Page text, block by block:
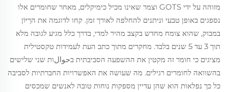
מזוהה על ידי GOTS וצמר שאינו מכיל כימיקלים, מאחר שחומרים אלו
נספגים באופן טבעי וניתנים להחלפה לאורך זמן. קחו לדוגמה את הרַיּוֹן
במבוק, שהוא צומח מחדש בקצב מהיר למדי, בדרך כלל מגיע לגובה מלא
תוך 3 עד 5 שנים בלבד. מחקרים מתוך כתב העת לעמידות טקסטילית
מציגים כי חומר זה מקטין את ההשפעה הסביבתית בحوالות שני שלישים
בהשוואה לחומרים רגילים. מה שעושה את האפשרויות החברתיות לסביבה
כל כך נפלאות הוא שהן עדיין מספקות נוחות טובה לאנשים שמכסים